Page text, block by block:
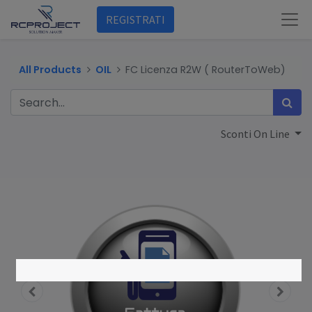
REGISTRATI
All Products OIL FC Licenza R2W ( RouterToWeb)
Sconti On Line